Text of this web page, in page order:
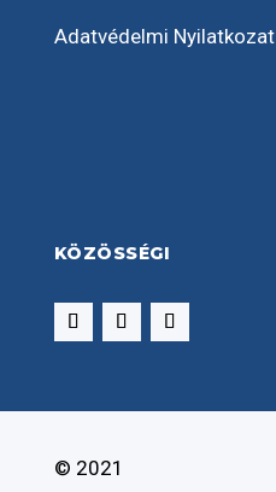
Adatvédelmi Nyilatkozat
KÖZÖSSÉGI
© 2021